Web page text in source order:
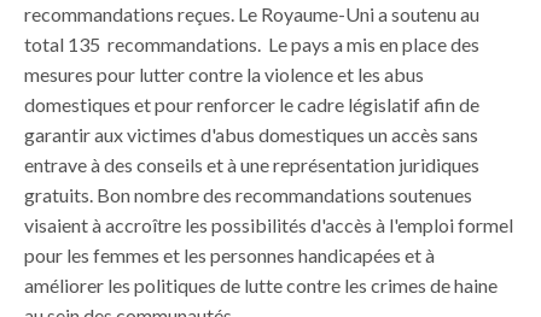
recommandations reçues. Le Royaume-Uni a soutenu au
total 135 recommandations. Le pays a mis en place des
mesures pour lutter contre la violence et les abus
domestiques et pour renforcer le cadre législatif afin de
garantir aux victimes d'abus domestiques un accès sans
entrave à des conseils et à une représentation juridiques
gratuits. Bon nombre des recommandations soutenues
visaient à accroître les possibilités d'accès à l'emploi formel
pour les femmes et les personnes handicapées et à
améliorer les politiques de lutte contre les crimes de haine